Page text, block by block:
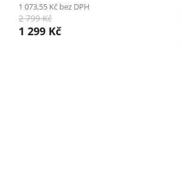
1 073,55 Kč bez DPH
2 799 Kč
1 299 Kč